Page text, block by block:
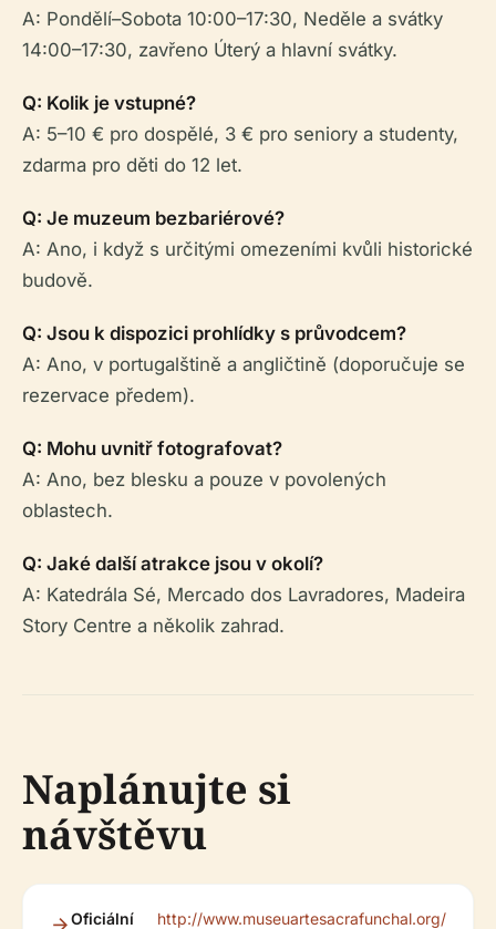
A: Pondělí–Sobota 10:00–17:30, Neděle a svátky
14:00–17:30, zavřeno Úterý a hlavní svátky.
Q: Kolik je vstupné?
A: 5–10 € pro dospělé, 3 € pro seniory a studenty,
zdarma pro děti do 12 let.
Q: Je muzeum bezbariérové?
A: Ano, i když s určitými omezeními kvůli historické
budově.
Q: Jsou k dispozici prohlídky s průvodcem?
A: Ano, v portugalštině a angličtině (doporučuje se
rezervace předem).
Q: Mohu uvnitř fotografovat?
A: Ano, bez blesku a pouze v povolených
oblastech.
Q: Jaké další atrakce jsou v okolí?
A: Katedrála Sé, Mercado dos Lavradores, Madeira
Story Centre a několik zahrad.
Naplánujte si
návštěvu
Oficiální
http://www.museuartesacrafunchal.org/